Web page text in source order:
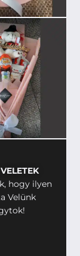
hogy ilyen
Velünk